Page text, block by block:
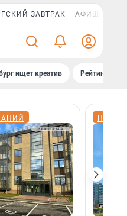
ЗАВТРАК АФИША PLUS
ищет креатив Рейтинги